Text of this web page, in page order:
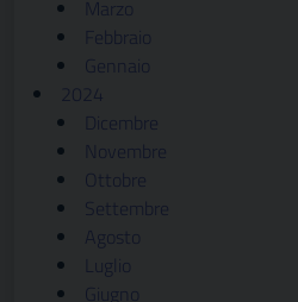
Marzo
Febbraio
Gennaio
2024
Dicembre
Novembre
Ottobre
Settembre
Agosto
Luglio
Giugno